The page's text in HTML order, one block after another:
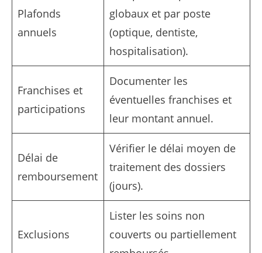
Plafonds
annuels
globaux et par poste
(optique, dentiste,
hospitalisation).
Franchises et
participations
Documenter les
éventuelles franchises et
leur montant annuel.
Délai de
remboursement
Vérifier le délai moyen de
traitement des dossiers
(jours).
Exclusions
Lister les soins non
couverts ou partiellement